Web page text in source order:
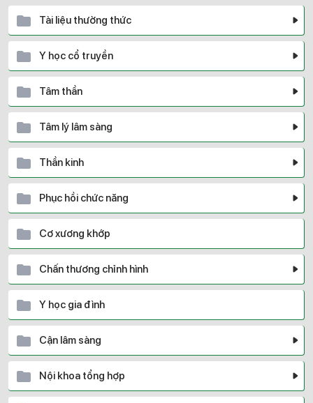
Tài liệu thường thức
Y học cổ truyền
Tâm thần
Tâm lý lâm sàng
Thần kinh
Phục hồi chức năng
Cơ xương khớp
Chấn thương chỉnh hình
Y học gia đình
Cận lâm sàng
Nội khoa tổng hợp